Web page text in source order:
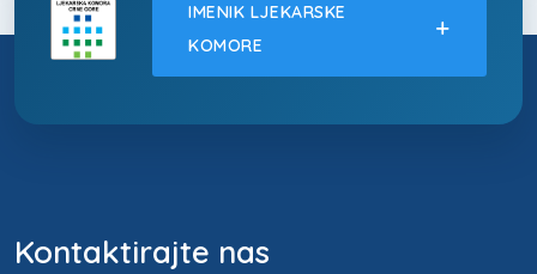
IMENIK LJEKARSKE
KOMORE
Kontaktirajte nas